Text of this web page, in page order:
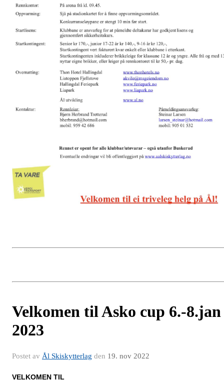
Velkomen til Asko cup 6.-8.jan
2023
Postet av Ål Skiskytterlag den 19. nov 2022
VELKOMEN TIL